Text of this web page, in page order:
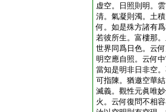
虚空。日照則明。
清。氣凝則濁。土
何。如是殊方諸有
若彼所生。富樓那
世界同爲日色。云
明空應自照。云何
當知是明非日非空
可指陳。猶邀空華
滅義。觀性元眞唯
火。云何復問不相